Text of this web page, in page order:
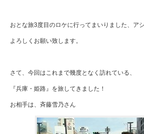
おとな旅3度目のロケに行ってまいりました、ア
よろしくお願い致します。
さて、今回はこれまで幾度となく訪れている、
『兵庫・姫路』を旅してきました！
お相手は、斉藤雪乃さん